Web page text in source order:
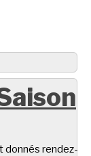
donnés rendez-